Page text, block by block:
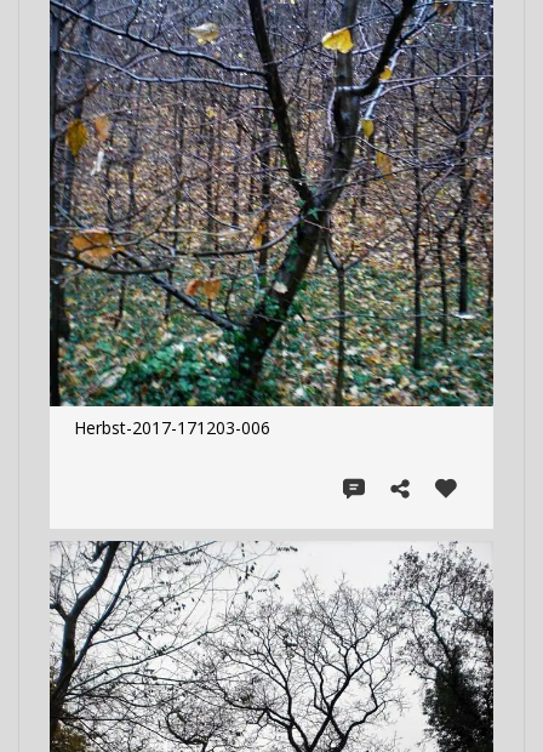
Herbst-2017-171203-006